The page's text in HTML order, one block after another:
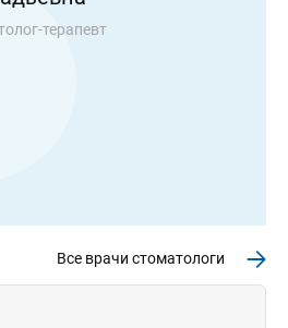
терапевт
Все врачи стоматологи